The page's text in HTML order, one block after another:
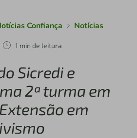
Confiança Notícias
1 min de leitura
Sicredi e
2ª turma em
em